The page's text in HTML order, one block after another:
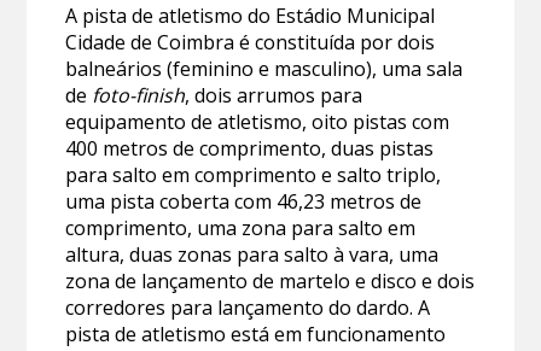
A pista de atletismo do Estádio Municipal
Cidade de Coimbra é constituída por dois
balneários (feminino e masculino), uma sala
de foto-finish, dois arrumos para
equipamento de atletismo, oito pistas com
400 metros de comprimento, duas pistas
para salto em comprimento e salto triplo,
uma pista coberta com 46,23 metros de
comprimento, uma zona para salto em
altura, duas zonas para salto à vara, uma
zona de lançamento de martelo e disco e dois
corredores para lançamento do dardo. A
pista de atletismo está em funcionamento